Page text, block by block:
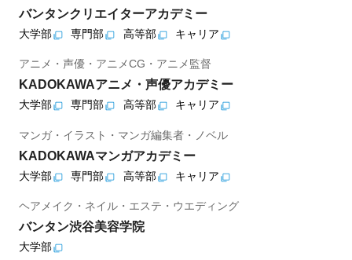
バンタンクリエイターアカデミー
大学部 専門部 高等部 キャリア
アニメ・声優・アニメCG・アニメ監督
KADOKAWAアニメ・声優アカデミー
大学部 専門部 高等部 キャリア
マンガ・イラスト・マンガ編集者・ノベル
KADOKAWAマンガアカデミー
大学部 専門部 高等部 キャリア
ヘアメイク・ネイル・エステ・ウエディング
バンタン渋谷美容学院
大学部